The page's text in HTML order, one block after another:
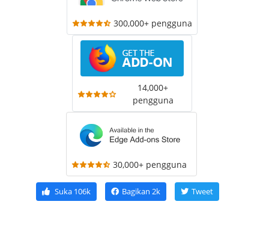
300,000+ pengguna
14,000+
pengguna
30,000+ pengguna
Suka106k Bagikan 2k Tweet